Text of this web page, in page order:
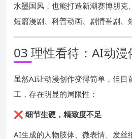
水墨国风，也能打造新潮赛博朋克
短篇漫剧、科普动画、剧情番剧、
03 理性看待：AI动漫
虽然AI让动漫创作变得简单，但目
工，存在明显的局限性：
❌ 细节生硬，精致度不足
AI生成的人物肢体、微表情、发丝